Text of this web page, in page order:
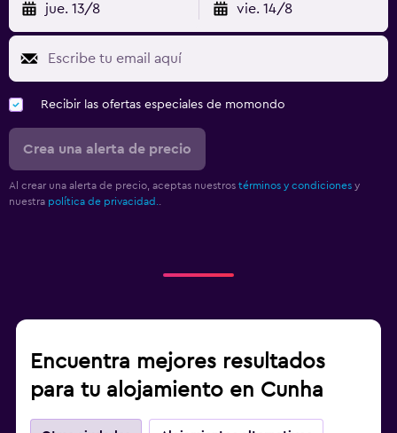
Armario o clóset
Actividades
Ciclismo
Paseos a caballo
Senderismo
Lavadora
Salud y seguridad
jue. 13/8 vie. 14/8
Recibir las ofertas especiales de momondo
Crea una alerta de precio
Al crear una alerta de precio, aceptas nuestros términos y condiciones y
nuestra política de privacidad.
Encuentra mejores resultados
para tu alojamiento en Cunha